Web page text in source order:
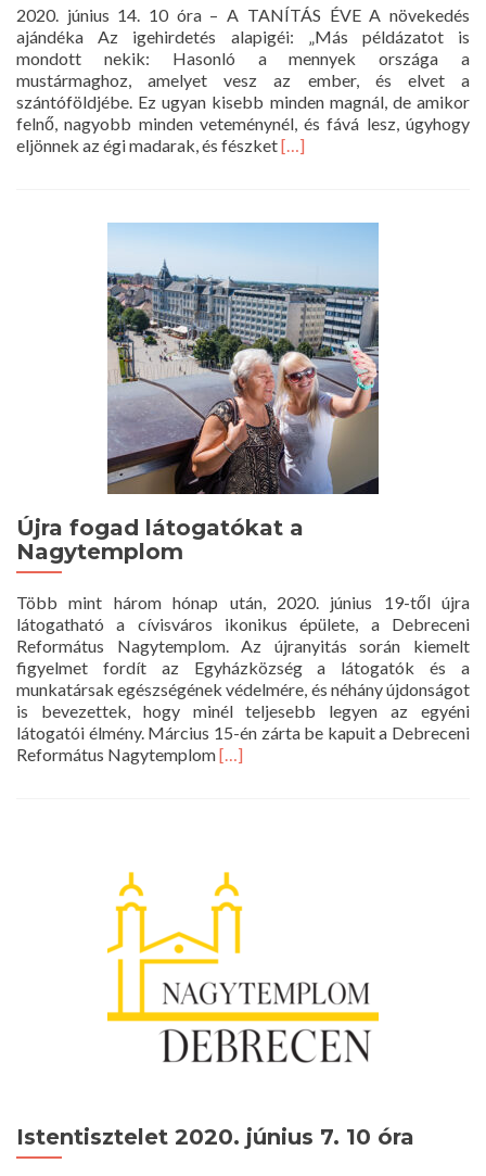
2020. június 14. 10 óra – A TANÍTÁS ÉVE A növekedés
ajándéka Az igehirdetés alapigéi: „Más példázatot is
mondott nekik: Hasonló a mennyek országa a
mustármaghoz, amelyet vesz az ember, és elvet a
szántóföldjébe. Ez ugyan kisebb minden magnál, de amikor
felnő, nagyobb minden veteménynél, és fává lesz, úgyhogy
eljönnek az égi madarak, és fészketRead
10
óra
[…]
Újra fogad látogatókat a
Nagytemplom
Több mint három hónap után, 2020. június 19-től újra
látogatható a cívisváros ikonikus épülete, a Debreceni
Református Nagytemplom. Az újranyitás során kiemelt
figyelmet fordít az Egyházközség a látogatók és a
munkatársak egészségének védelmére, és néhány újdonságot
is bevezettek, hogy minél teljesebb legyen az egyéni
látogatói élmény. Március 15-én zárta be kapuit a Debreceni
Református NagytemplomRead
a
Nagytemplom
[…]
Istentisztelet 2020. június 7. 10 óra